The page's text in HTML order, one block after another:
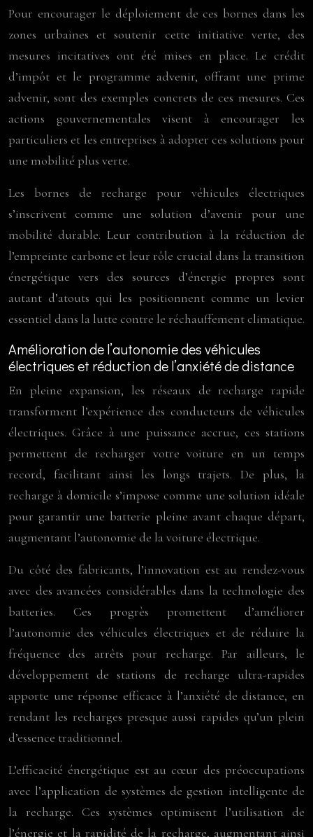
Pour encourager le déploiement de ces bornes dans les
zones urbaines et soutenir cette initiative verte, des
mesures incitatives ont été mises en place. Le crédit
d’impôt et le programme advenir, offrant une prime
advenir, sont des exemples concrets de ces mesures. Ces
actions gouvernementales visent à encourager les
particuliers et les entreprises à adopter ces solutions pour
une mobilité plus verte.
Les bornes de recharge pour véhicules électriques
s’inscrivent comme une solution d’avenir pour une
mobilité durable. Leur contribution à la réduction de
l’empreinte carbone et leur rôle crucial dans la transition
énergétique vers des sources d’énergie propres sont
autant d’atouts qui les positionnent comme un levier
essentiel dans la lutte contre le réchauffement climatique.
Amélioration de l’autonomie des véhicules
électriques et réduction de l’anxiété de distance
En pleine expansion, les réseaux de recharge rapide
transforment l’expérience des conducteurs de véhicules
électriques. Grâce à une puissance accrue, ces stations
permettent de recharger votre voiture en un temps
record, facilitant ainsi les longs trajets. De plus, la
recharge à domicile s’impose comme une solution idéale
pour garantir une batterie pleine avant chaque départ,
augmentant l’autonomie de la voiture électrique.
Du côté des fabricants, l’innovation est au rendez-vous
avec des avancées considérables dans la technologie des
batteries. Ces progrès promettent d’améliorer
l’autonomie des véhicules électriques et de réduire la
fréquence des arrêts pour recharge. Par ailleurs, le
développement de stations de recharge ultra-rapides
apporte une réponse efficace à l’anxiété de distance, en
rendant les recharges presque aussi rapides qu’un plein
d’essence traditionnel.
L’efficacité énergétique est au cœur des préoccupations
avec l’application de systèmes de gestion intelligente de
la recharge. Ces systèmes optimisent l’utilisation de
l’énergie et la rapidité de la recharge, augmentant ainsi